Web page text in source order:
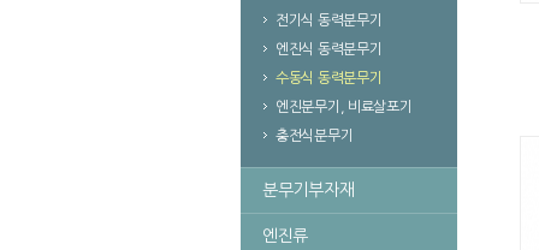
전기식 동력분무기
엔진식 동력분무기
수동식 동력분무기
엔진분무기, 비료살포기
충전식분무기
분무기부자재
엔진류